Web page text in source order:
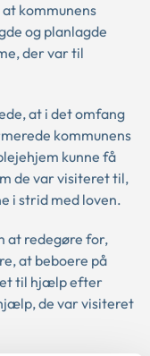
kommunens
og planlagde
der var til
at i det omfang
kommunens
kunne få
de var visiteret til,
i strid med loven.
at redegøre for,
at beboere på
til hjælp efter
de var visiteret